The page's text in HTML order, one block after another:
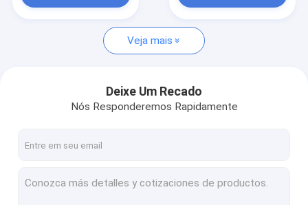
Ônibus do avental do aeroporto
Escadas automotoras do passageiro
Aeroporto Ambulift
Veja mais
Deixe Um Recado
Nós Responderemos Rapidamente